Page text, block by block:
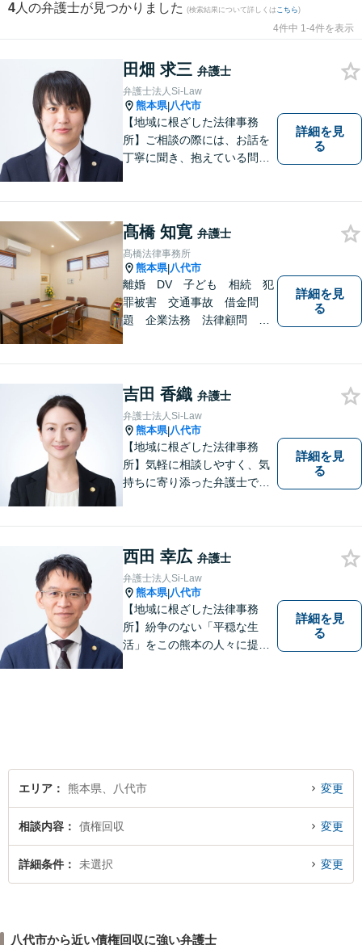
4 人の弁護士が見つかりました (検索結果について詳しくは こちら)
4件中 1-4件を表示
田畑 求三 弁護士
弁護士法人Si-Law
熊本県|八代市
【地域に根ざした法律事務
所】ご相談の際には、お話を
丁寧に聞き、抱えている問題
います。 1人で悩まず、お気
軽にご相談ください。
詳細を見
る
髙橋 知寛 弁護士
髙橋法律事務所
熊本県|八代市
離婚 DV 子ども 相続 犯
罪被害 交通事故 借金問
題 企業法務 法律顧問
詳細を見
る
吉田 香織 弁護士
弁護士法人Si-Law
熊本県|八代市
【地域に根ざした法律事務
所】気軽に相談しやすく、気
持ちに寄り添った弁護士であ
いく解決のサポートができま
すよう、一つ一つのご依頼に
誠実に取り組んでまいりま
す。
詳細を見
る
西田 幸広 弁護士
弁護士法人Si-Law
熊本県|八代市
【地域に根ざした法律事務
所】紛争のない「平穏な生
活」をこの熊本の人々に提供
んでまいります。
詳細を見
る
エリア 熊本県、八代市 変更
相談内容 債権回収 変更
詳細条件 未選択 変更
八代市から近い債権回収に強い弁護士